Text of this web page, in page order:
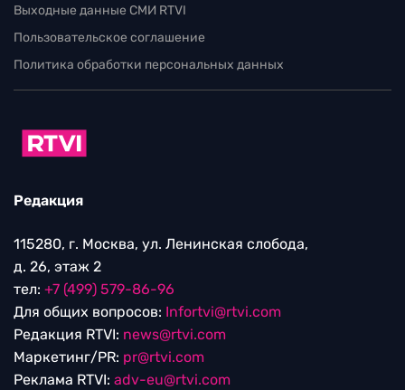
Выходные данные СМИ RTVI
Пользовательское соглашение
Политика обработки персональных данных
Редакция
115280, г. Москва, ул. Ленинская слобода,
д. 26, этаж 2
тел: +7 (499) 579-86-96
Для общих вопросов: Infortvi@rtvi.com
Редакция RTVI: news@rtvi.com
Маркетинг/PR: pr@rtvi.com
Реклама RTVI: adv-eu@rtvi.com